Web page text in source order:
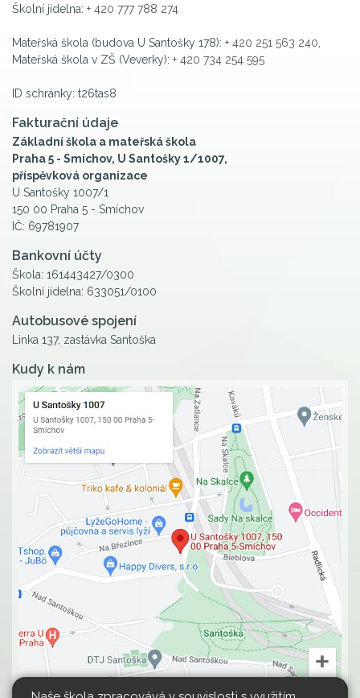
Školní jídelna: + 420 777 788 274
Mateřská škola (budova U Santošky 178): + 420 251 563 240
Mateřská škola v ZŠ (Veverky): + 420 734 254 595
ID schránky: t26tas8
Fakturační údaje
Základní škola a mateřská škola
Praha 5 - Smíchov, U Santošky 1/1007,
příspěvková organizace
U Santošky 1007/1
150 00 Praha 5 - Smíchov
IČ: 69781907
Bankovní účty
Škola: 161443427/0300
Školní jídelna: 633051/0100
Autobusové spojení
Linka 137, zastávka Santoška
Kudy k nám